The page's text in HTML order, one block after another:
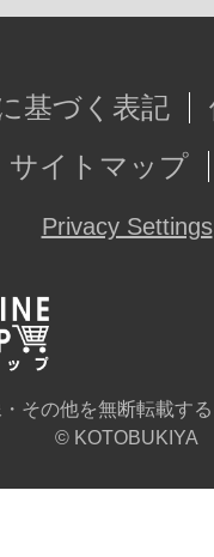
基づく表記
サイトマップ
Privacy Settings
その他を無断転載す
© KOTOBUKIYA